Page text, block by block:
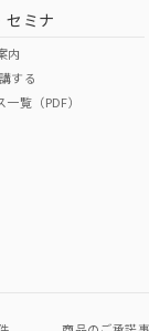
O
ページへ
ください
セミナ
内
する
覧（PDF）